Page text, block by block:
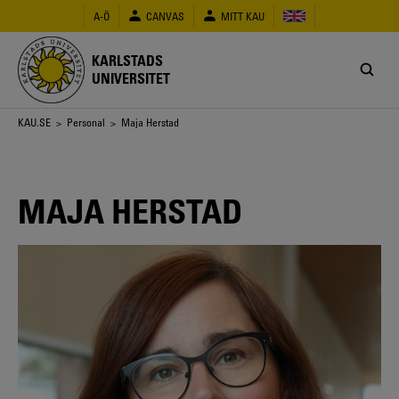
huvudinnehåll
A-Ö CANVAS MITT KAU
KARLSTADS
UNIVERSITET
Länkstig
KAU.SE > Personal > Maja Herstad
MAJA HERSTAD